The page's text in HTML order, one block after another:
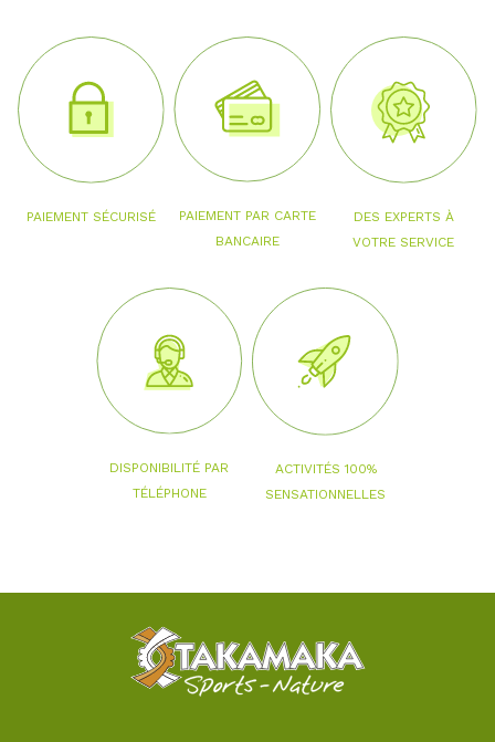
PAIEMENT SÉCURISÉ
PAIEMENT PAR CARTE
BANCAIRE
DES EXPERTS À
VOTRE SERVICE
DISPONIBILITÉ PAR
TÉLÉPHONE
ACTIVITÉS 100%
SENSATIONNELLES